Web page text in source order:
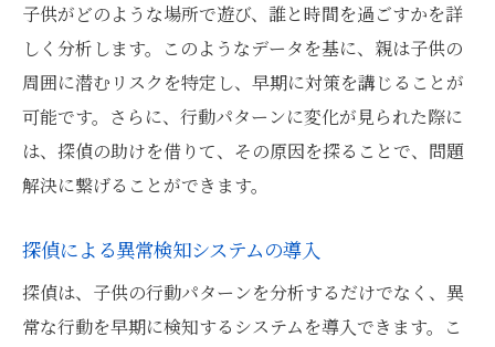
子供がどのような場所で遊び、誰と時間を過ごすかを詳
しく分析します。このようなデータを基に、親は子供の
周囲に潜むリスクを特定し、早期に対策を講じることが
可能です。さらに、行動パターンに変化が見られた際に
は、探偵の助けを借りて、その原因を探ることで、問題
解決に繋げることができます。
探偵による異常検知システムの導入
探偵は、子供の行動パターンを分析するだけでなく、異
常な行動を早期に検知するシステムを導入できます。こ